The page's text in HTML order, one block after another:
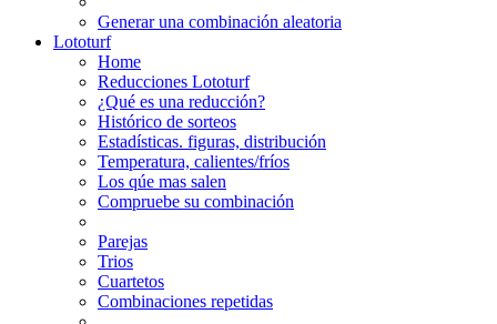
Generar una combinación aleatoria
Lototurf
Home
Reducciones Lototurf
¿Qué es una reducción?
Histórico de sorteos
Estadísticas. figuras, distribución
Temperatura, calientes/fríos
Los qúe mas salen
Compruebe su combinación
Parejas
Trios
Cuartetos
Combinaciones repetidas